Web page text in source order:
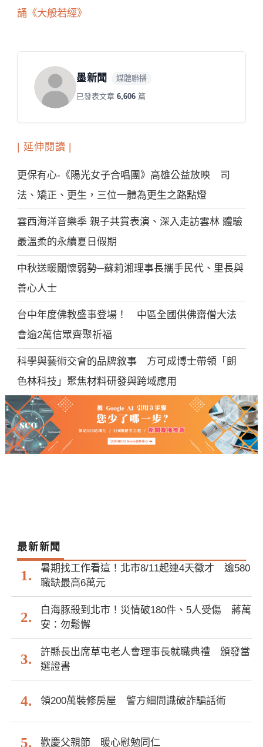
誦《大般若經》
墨新聞 媒體聯播
已發表文章6,606 篇
| 延伸閱讀 |
更保有心-《陽光女子合唱團》高雄公益放映 司
法、矯正、更生，三位一體為更生之路點燈
雲西海洋音樂季 親子共賞表演、深入走訪雲林 體驗
最溫柔的永續夏日假期
中秋送暖關懷弱勢─蘇莉湘理事長攜手民代、里長與
善心人士
台中年度佛教盛事登場！ 中區全國供佛齋僧大法
會逾2萬信眾齊聚祈福
科學與藝術交會的品牌敘事 方可成博士帶領「朗
色林科技」聚焦材料研發與跨域應用
最新新聞
暑期找工作看這！北市8/11起連4天徵才 逾580
職缺最高6萬元
白海豚殺到北市！災情破180件、5人受傷 蔣萬
安：勿鬆懈
許縣長出席草屯老人會理事長就職典禮 頒發當
選證書
領200萬裝修房屋 警方細問識破詐騙話術
歡慶父親節 暖心慰勉同仁